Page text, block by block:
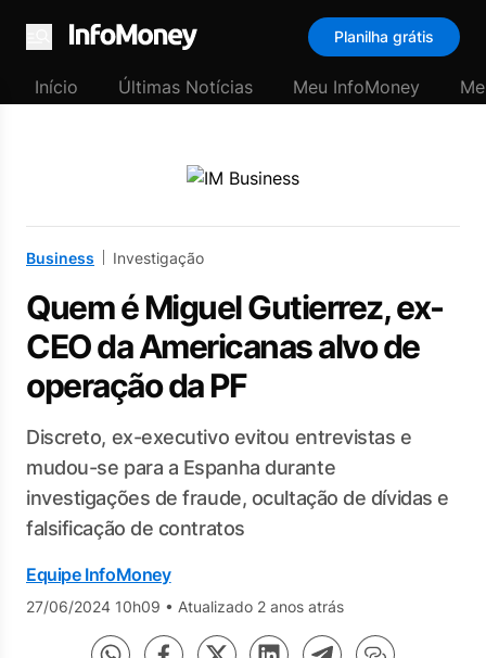
Menu
Planilha grátis
Início Últimas Notícias Meu InfoMoney
Business Investigação
Quem é Miguel Gutierrez, ex-
CEO da Americanas alvo de
operação da PF
Discreto, ex-executivo evitou entrevistas e
mudou-se para a Espanha durante
investigações de fraude, ocultação de dívidas e
falsificação de contratos
Equipe InfoMoney
27/06/2024 10h09 • Atualizado 2 anos atrás